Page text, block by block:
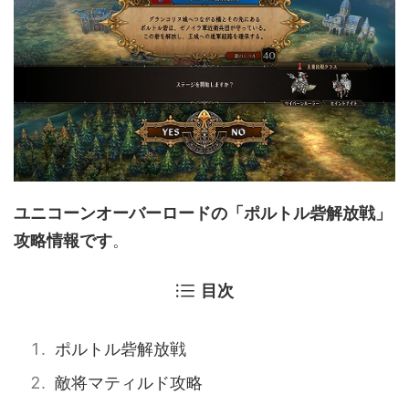
ユニコーンオーバーロードの「ポルトル砦解放戦」
攻略情報です。
目次
ポルトル砦解放戦
敵将マティルド攻略